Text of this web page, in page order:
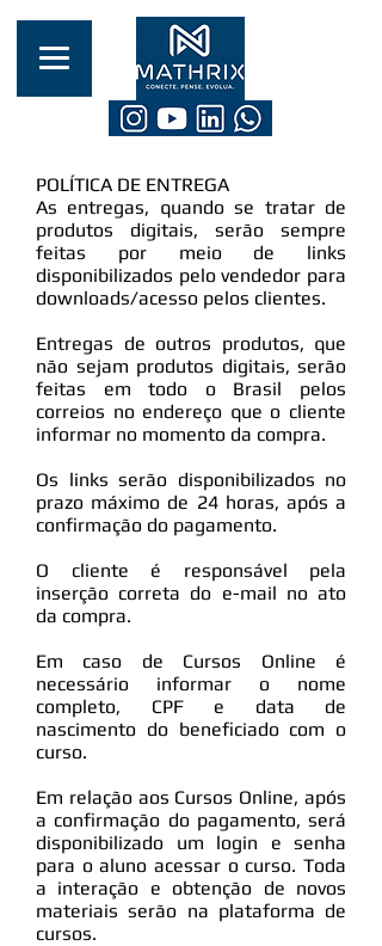
POLÍTICA DE ENTREGA
As entregas, quando se tratar de
produtos digitais, serão sempre
feitas por meio de links
disponibilizados pelo vendedor para
downloads/acesso pelos clientes.
Entregas de outros produtos, que
não sejam produtos digitais, serão
feitas em todo o Brasil pelos
correios no endereço que o cliente
informar no momento da compra.
Os links serão disponibilizados no
prazo máximo de 24 horas, após a
confirmação do pagamento.
O cliente é responsável pela
inserção correta do e-mail no ato
da compra.
Em caso de Cursos Online é
necessário informar o nome
completo, CPF e data de
nascimento do beneficiado com o
curso.
Em relação aos Cursos Online, após
a confirmação do pagamento, será
disponibilizado um login e senha
para o aluno acessar o curso. Toda
a interação e obtenção de novos
materiais serão na plataforma de
cursos.